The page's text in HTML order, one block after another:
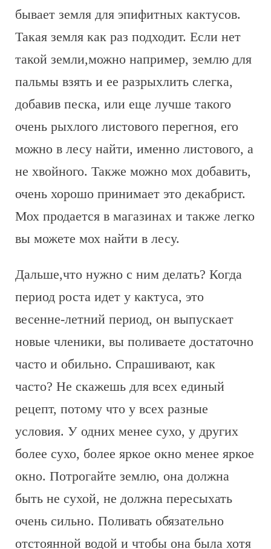
бывает земля для эпифитных кактусов.
Такая земля как раз подходит. Если нет
такой земли,можно например, землю для
пальмы взять и ее разрыхлить слегка,
добавив песка, или еще лучше такого
очень рыхлого листового перегноя, его
можно в лесу найти, именно листового, а
не хвойного. Также можно мох добавить,
очень хорошо принимает это декабрист.
Мох продается в магазинах и также легко
вы можете мох найти в лесу.
Дальше,что нужно с ним делать? Когда
период роста идет у кактуса, это
весенне-летний период, он выпускает
новые членики, вы поливаете достаточно
часто и обильно. Спрашивают, как
часто? Не скажешь для всех единый
рецепт, потому что у всех разные
условия. У одних менее сухо, у других
более сухо, более яркое окно менее яркое
окно. Потрогайте землю, она должна
быть не сухой, не должна пересыхать
очень сильно. Поливать обязательно
отстоянной водой и чтобы она была хотя